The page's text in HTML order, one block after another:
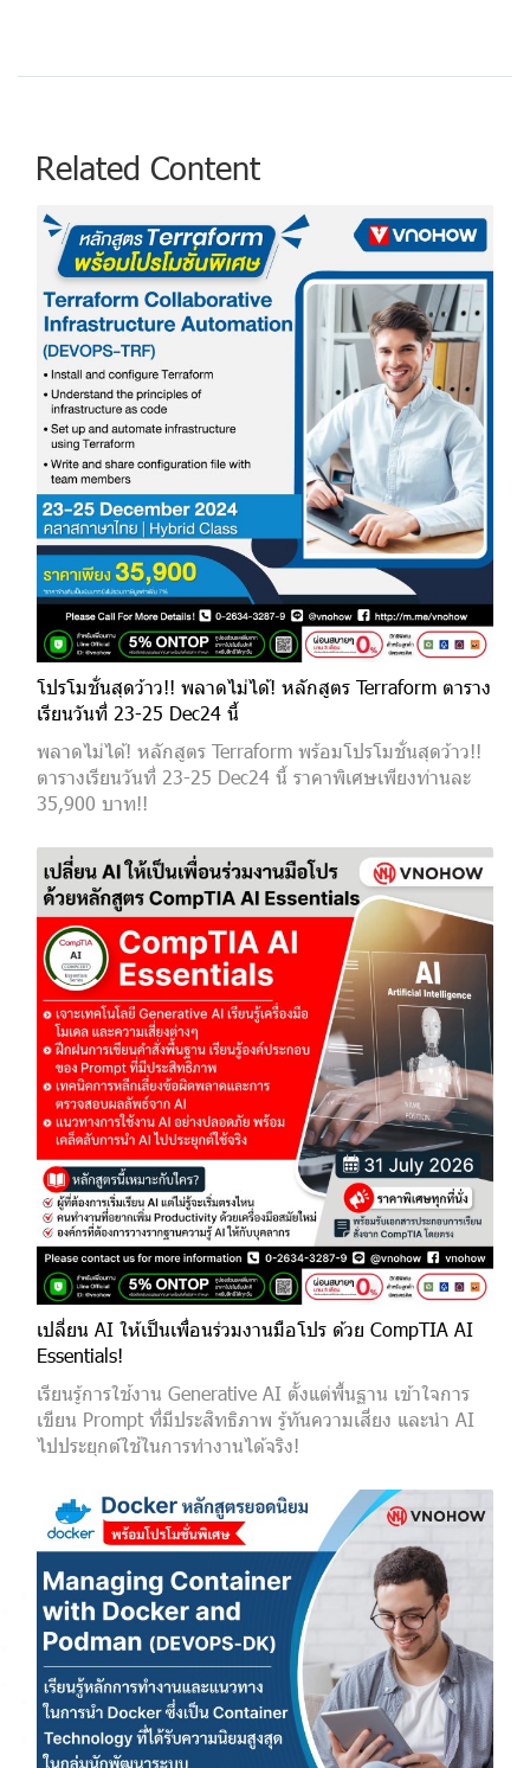
Related Content
โปรโมชั่นสุดว้าว!! พลาดไม่ได้! หลักสูตร Terraform ตาราง
เรียนวันที่ 23-25 Dec24 นี้
พลาดไม่ได้! หลักสูตร Terraform พร้อมโปรโมชั่นสุดว้าว!!
ตารางเรียนวันที่ 23-25 Dec24 นี้ ราคาพิเศษเพียงท่านละ
35,900 บาท!!
เปลี่ยน AI ให้เป็นเพื่อนร่วมงานมือโปร ด้วย CompTIA AI
Essentials!
เรียนรู้การใช้งาน Generative AI ตั้งแต่พื้นฐาน เข้าใจการ
เขียน Prompt ที่มีประสิทธิภาพ รู้ทันความเสี่ยง และนำ AI
ไปประยุกต์ใช้ในการทำงานได้จริง!